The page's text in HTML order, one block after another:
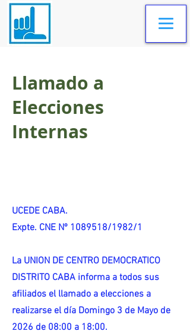
Llamado a
Elecciones
Internas
UCEDE CABA.
Expte. CNE Nº 1089518/1982/1
La UNION DE CENTRO DEMOCRATICO
DISTRITO CABA informa a todos sus
afiliados el llamado a elecciones a
realizarse el día Domingo 3 de Mayo de
2026 de 08:00 a 18:00.